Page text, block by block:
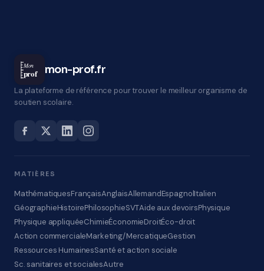
Mon
prof mon-prof.fr
La plateforme de référence pour trouver le meilleur organisme de
soutien scolaire.
MATIÈRES
MathématiquesFrançaisAnglaisAllemandEspagnolItalien
GéographieHistoirePhilosophieSVTAide aux devoirsPhysique
Physique appliquéeChimieÉconomieDroitÉco-droit
Action commercialeMarketing/MercatiqueGestion
Ressources HumainesSanté et action sociale
Sc. sanitaires et socialesAutre